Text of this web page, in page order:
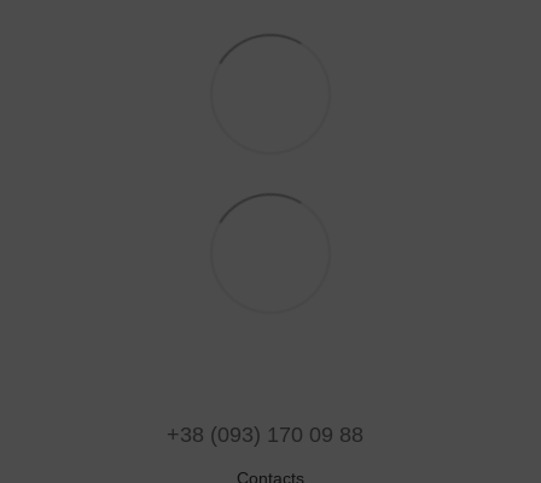
+38 (093) 170 09 88
Contacts